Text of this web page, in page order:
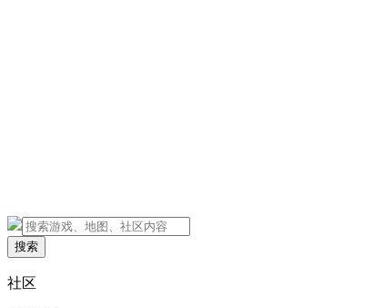
搜索
社区